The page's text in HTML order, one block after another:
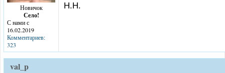
Новичок
Село!
С нами с
16.02.2019
Комментариев:
323
Н.Н.
val_p